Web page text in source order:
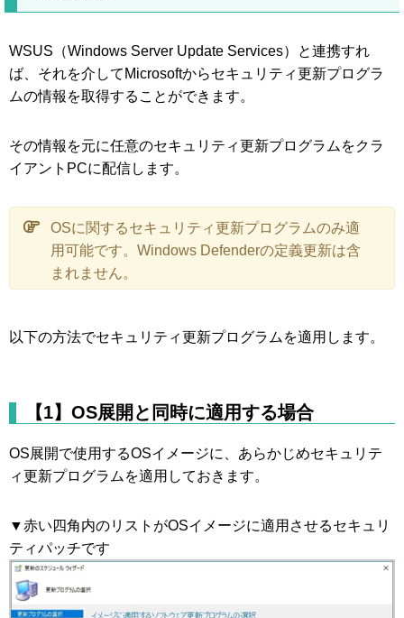
WSUS（Windows Server Update Services）と連携すれ
ば、それを介してMicrosoftからセキュリティ更新プログラ
ムの情報を取得することができます。
その情報を元に任意のセキュリティ更新プログラムをクラ
イアントPCに配信します。
OSに関するセキュリティ更新プログラムのみ適
用可能です。Windows Defenderの定義更新は含
まれません。
以下の方法でセキュリティ更新プログラムを適用します。
【1】OS展開と同時に適用する場合
OS展開で使用するOSイメージに、あらかじめセキュリテ
ィ更新プログラムを適用しておきます。
▼赤い四角内のリストがOSイメージに適用させるセキュリ
ティパッチです